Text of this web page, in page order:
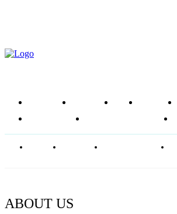
หน้าแรก ข่าวสาร รีวิว โซลูชัน
อาหารเสริม
ศัลยกรรมความงาม
ABOUT US